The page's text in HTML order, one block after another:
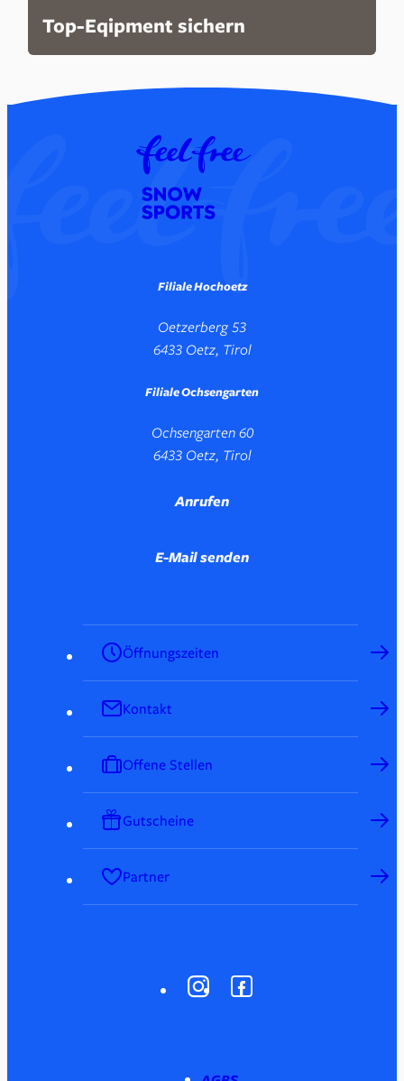
Top-Eqipment sichern
Filiale Hochoetz
Oetzerberg 53
6433 Oetz, Tirol
Filiale Ochsengarten
Ochsengarten 60
6433 Oetz, Tirol
Anrufen
E-Mail senden
Öffnungszeiten
Kontakt
Offene Stellen
Gutscheine
Partner